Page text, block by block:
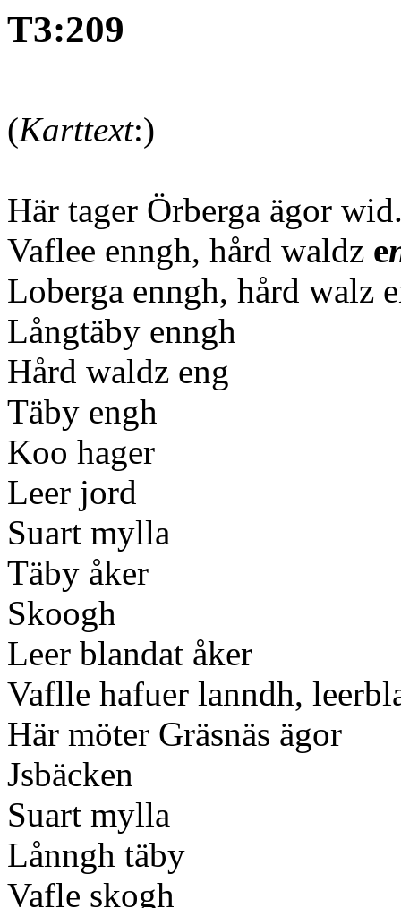
T3:209
(Karttext:)
Här tager Örberga ägor
Vaflee enngh, hård waldz e
Loberga enngh, hård walz
Långtäby enngh
Hård waldz eng
Täby engh
Koo hager
Leer jord
Suart mylla
Täby åker
Skoogh
Leer blandat åker
Vaflle hafuer lanndh,
Här möter Gräsnäs ägor
Jsbäcken
Suart mylla
Lånngh täby
Vafle skogh